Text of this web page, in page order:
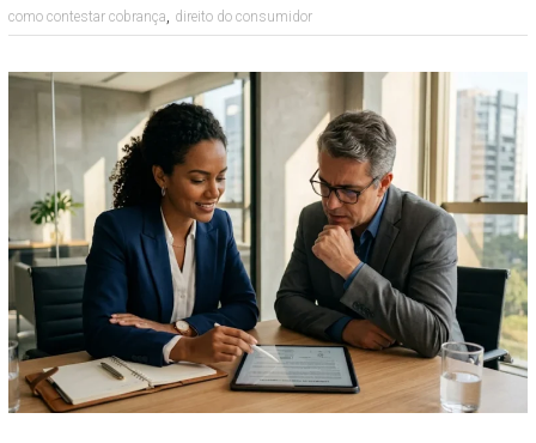
como contestar cobrança, direito do consumidor